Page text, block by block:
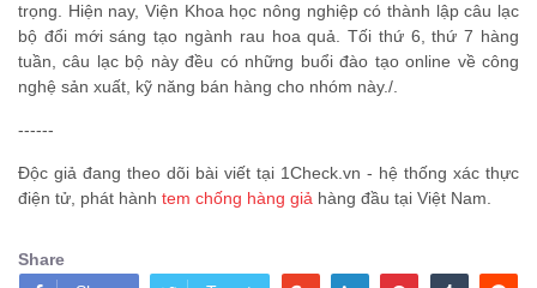
trọng. Hiện nay, Viện Khoa học nông nghiệp có thành lập câu lạc
bộ đổi mới sáng tạo ngành rau hoa quả. Tối thứ 6, thứ 7 hàng
tuần, câu lạc bộ này đều có những buổi đào tạo online về công
nghệ sản xuất, kỹ năng bán hàng cho nhóm này./.
------
Độc giả đang theo dõi bài viết tại 1Check.vn - hệ thống xác thực
điện tử, phát hành tem chống hàng giả hàng đầu tại Việt Nam.
Share